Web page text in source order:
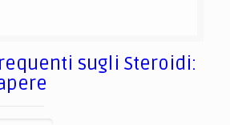
sugli Steroidi: